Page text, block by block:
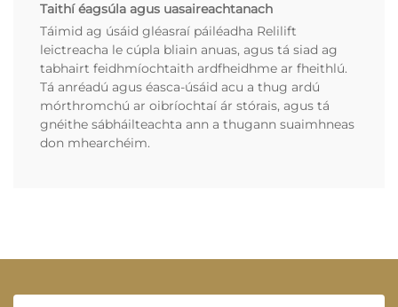
Taithí éagsúla agus uasaireachtanach
Táimid ag úsáid gléasraí páiléadha Relilift
leictreacha le cúpla bliain anuas, agus tá siad ag
tabhairt feidhmíochtaith ardfheidhme ar fheithlú.
Tá anréadú agus éasca-úsáid acu a thug ardú
mórthromchú ar oibríochtaí ár stórais, agus tá
gnéithe sábháilteachta ann a thugann suaimhneas
don mhearchéim.